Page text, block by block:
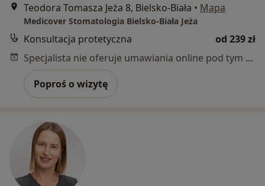
Teodora Tomasza Jeża 8, Bielsko-Biała • Mapa
Medicover Stomatologia Bielsko-Biała Jeża
Konsultacja protetyczna
od 239 zł
Specjalista nie oferuje umawiania online pod tym adresem.
Poproś o wizytę